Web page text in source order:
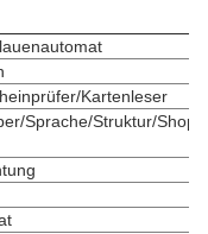
Kartenleser
Sprache/Struktur/Shop-